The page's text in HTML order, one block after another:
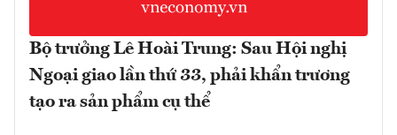
Bộ trưởng Lê Hoài Trung: Sau Hội nghị
Ngoại giao lần thứ 33, phải khẩn trương
tạo ra sản phẩm cụ thể